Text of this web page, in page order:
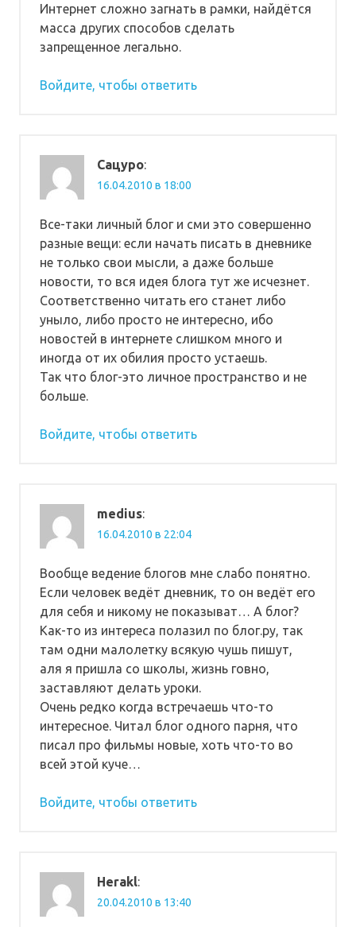
Интернет сложно загнать в рамки, найдётся
масса других способов сделать
запрещенное легально.
Войдите, чтобы ответить
Сацуро:
16.04.2010 в 18:00
Все-таки личный блог и сми это совершенно
разные вещи: если начать писать в дневнике
не только свои мысли, а даже больше
новости, то вся идея блога тут же исчезнет.
Соответственно читать его станет либо
уныло, либо просто не интересно, ибо
новостей в интернете слишком много и
иногда от их обилия просто устаешь.
Так что блог-это личное пространство и не
больше.
Войдите, чтобы ответить
medius:
16.04.2010 в 22:04
Вообще ведение блогов мне слабо понятно.
Если человек ведёт дневник, то он ведёт его
для себя и никому не показыват… А блог?
Как-то из интереса полазил по блог.ру, так
там одни малолетку всякую чушь пишут,
аля я пришла со школы, жизнь говно,
заставляют делать уроки.
Очень редко когда встречаешь что-то
интересное. Читал блог одного парня, что
писал про фильмы новые, хоть что-то во
всей этой куче…
Войдите, чтобы ответить
Herakl:
20.04.2010 в 13:40